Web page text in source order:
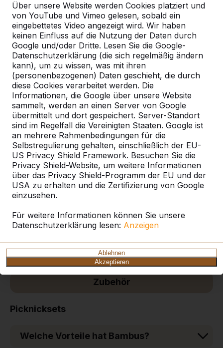
Über unsere Website werden Cookies platziert und
von YouTube und Vimeo gelesen, sobald ein
eingebettetes Video angezeigt wird. Wir haben
keinen Einfluss auf die Nutzung der Daten durch
Google und/oder Dritte. Lesen Sie die Google-
Datenschutzerklärung (die sich regelmäßig ändern
kann), um zu wissen, was mit ihren
(personenbezogenen) Daten geschieht, die durch
diese Cookies verarbeitet werden. Die
Informationen, die Google über unsere Website
sammelt, werden an einen Server von Google
übermittelt und dort gespeichert. Server-Standort
sind im Regelfall die Vereinigten Staaten. Google ist
an mehrere Rahmenbedingungen für die
Selbstregulierung gehalten, einschließlich der EU-
US Privacy Shield Framework. Besuchen Sie die
Privacy Shield-Website, um weitere Informationen
über das Privacy Shield-Programm der EU und der
USA zu erhalten und die Zertifizierung von Google
einzusehen.
Für weitere Informationen können Sie unsere
Datenschutzerklärung lesen: Anzeigen
Ablehnen
Akzeptieren
Welches Zahlungsziel gilt bei der
Bestellung von Tischen und Bänken
aus Beton?
Welche Lieferfrist gibt es bei den
Produkten von HeBlad?
Zeige alles
Picknicksets
Tischtennistische
Tischkicker
Fuß-Volleyball Tisch
Zubehör
Picknicksets
Welche Vorteile hat Bambus?